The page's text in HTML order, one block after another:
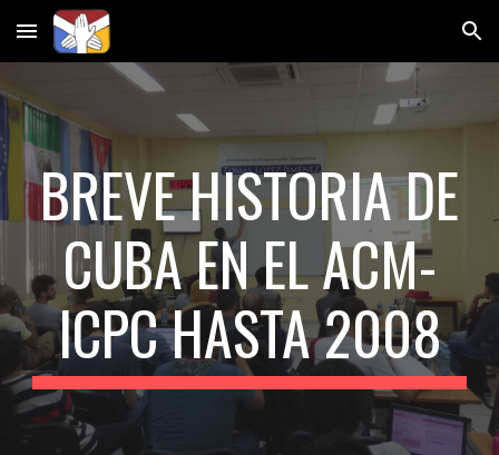
Skip to main content Skip to navigation
BREVE HISTORIA DE
CUBA EN EL ACM-
ICPC HASTA 2008